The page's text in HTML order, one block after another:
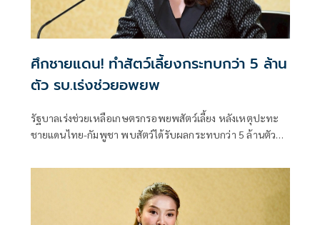
ศึกชายแดน! ทำสัตว์เลี้ยงกระทบกว่า 5 ล้าน
ตัว รบ.เร่งช่วยอพยพ
รัฐบาลเร่งช่วยเหลือเกษตรกรอพยพสัตว์เลี้ยง หลังเหตุปะทะ
ชายแดนไทย-กัมพูชา พบสัตว์ได้รับผลกระทบกว่า 5 ล้านตัว
ตลอด 24 ชั่วโมง